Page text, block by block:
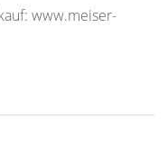
www.meiser-